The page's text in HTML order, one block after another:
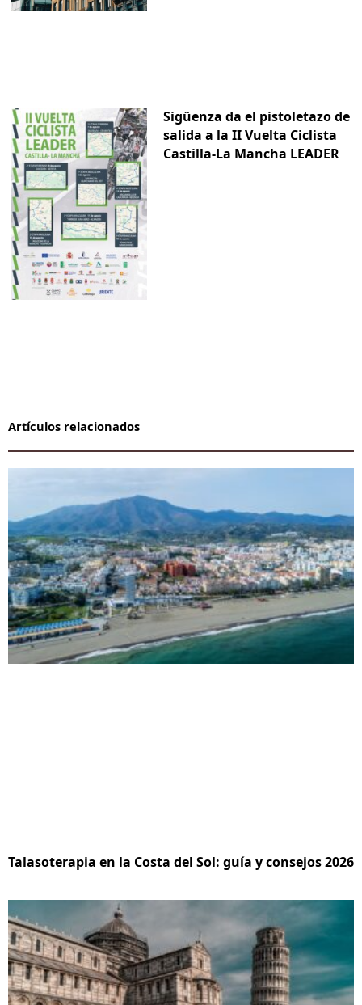
Sigüenza da el pistoletazo de
salida a la II Vuelta Ciclista
Castilla-La Mancha LEADER
Artículos relacionados
Talasoterapia en la Costa del Sol: guía y consejos 2026